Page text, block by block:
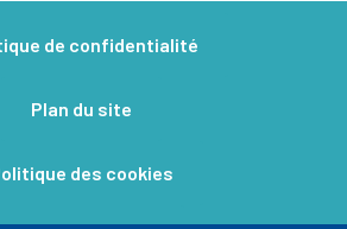
de confidentialité
Plan du site
des cookies